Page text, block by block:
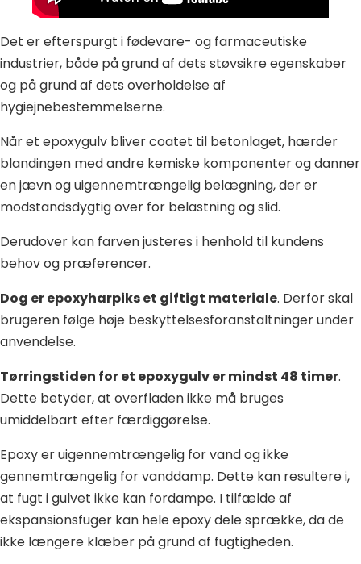
Det er efterspurgt i fødevare- og farmaceutiske
industrier, både på grund af dets støvsikre egenskaber
og på grund af dets overholdelse af
hygiejnebestemmelserne.
Når et epoxygulv bliver coatet til betonlaget, hærder
blandingen med andre kemiske komponenter og danner
en jævn og uigennemtrængelig belægning, der er
modstandsdygtig over for belastning og slid.
Derudover kan farven justeres i henhold til kundens
behov og præferencer.
Dog er epoxyharpiks et giftigt materiale. Derfor skal
brugeren følge høje beskyttelsesforanstaltninger under
anvendelse.
Tørringstiden for et epoxygulv er mindst 48 timer.
Dette betyder, at overfladen ikke må bruges
umiddelbart efter færdiggørelse.
Epoxy er uigennemtrængelig for vand og ikke
gennemtrængelig for vanddamp. Dette kan resultere i,
at fugt i gulvet ikke kan fordampe. I tilfælde af
ekspansionsfuger kan hele epoxy dele sprække, da de
ikke længere klæber på grund af fugtigheden.